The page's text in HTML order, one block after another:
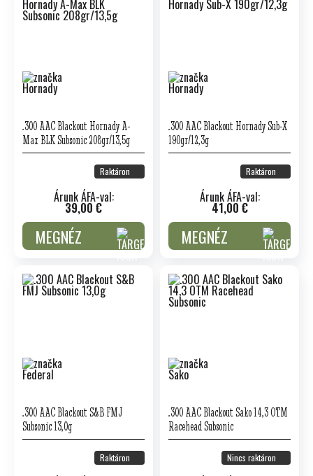
.300 AAC Blackout Hornady A-
Max BLK Subsonic 208gr/13,5g
Raktáron
Árunk ÁFA-val:
39,00 €
MEGNÉZ
.300 AAC Blackout Hornady Sub-X
190gr/12,3g
Raktáron
Árunk ÁFA-val:
41,00 €
MEGNÉZ
.300 AAC Blackout S&B FMJ
Subsonic 13,0g
Raktáron
.300 AAC Blackout Sako 14,3 OTM
Racehead Subsonic
Nincs raktáron